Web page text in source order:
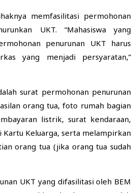
memfasilitasi permohonan
UKT. “Mahasiswa yang
penurunan UKT harus
yang menjadi persyaratan,”
surat permohonan penurunan
orang tua, foto rumah bagian
listrik, surat kendaraan,
Kartu Keluarga, serta melampirkan
orang tua (jika orang tua sudah
UKT yang difasilitasi oleh BEM